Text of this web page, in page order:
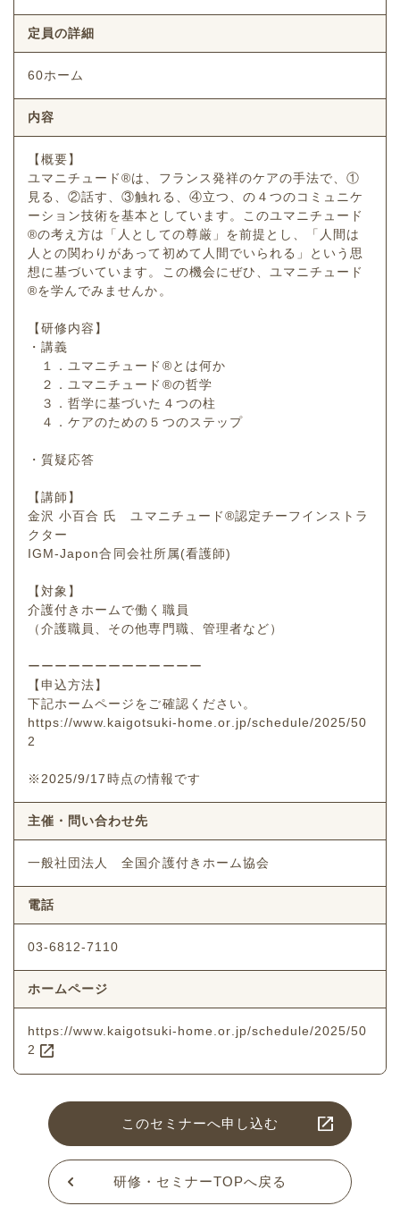
定員の詳細
60ホーム
内容
【概要】
ユマニチュード®は、フランス発祥のケアの手法で、①
見る、②話す、③触れる、④立つ、の４つのコミュニケ
ーション技術を基本としています。このユマニチュード
®の考え方は「人としての尊厳」を前提とし、「人間は
人との関わりがあって初めて人間でいられる」という思
想に基づいています。この機会にぜひ、ユマニチュード
®を学んでみませんか。
【研修内容】
・講義
１．ユマニチュード®とは何か
２．ユマニチュード®の哲学
３．哲学に基づいた４つの柱
４．ケアのための５つのステップ
・質疑応答
【講師】
金沢 小百合 氏 ユマニチュード®認定チーフインストラ
クター
IGM-Japon合同会社所属(看護師)
【対象】
介護付きホームで働く職員
（介護職員、その他専門職、管理者など）
ーーーーーーーーーーーーー
【申込方法】
下記ホームページをご確認ください。
https://www.kaigotsuki-home.or.jp/schedule/2025/50
2
※2025/9/17時点の情報です
主催・問い合わせ先
一般社団法人 全国介護付きホーム協会
電話
03-6812-7110
ホームページ
https://www.kaigotsuki-home.or.jp/schedule/2025/50
2
このセミナーへ申し込む
研修・セミナーTOPへ戻る